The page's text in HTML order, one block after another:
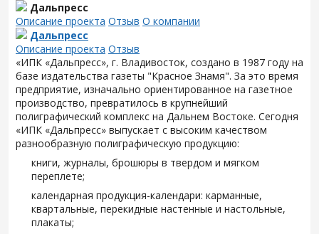
Дальпресс
Описание проекта Отзыв О компании
Дальпресс
Описание проекта Отзыв
«ИПК «Дальпресс», г. Владивосток, создано в 1987 году на
базе издательства газеты "Красное Знамя". За это время
предприятие, изначально ориентированное на газетное
производство, превратилось в крупнейший
полиграфический комплекс на Дальнем Востоке. Сегодня
«ИПК «Дальпресс» выпускает с высоким качеством
разнообразную полиграфическую продукцию:
книги, журналы, брошюры в твердом и мягком
переплете;
календарная продукция-календари: карманные,
квартальные, перекидные настенные и настольные,
плакаты;